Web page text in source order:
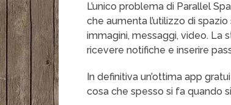
L’unico problema di Parallel
che aumenta l’utilizzo di
immagini, messaggi, video. La
ricevere notifiche e inserire
In definitiva un’ottima app
cosa che spesso si fa quando